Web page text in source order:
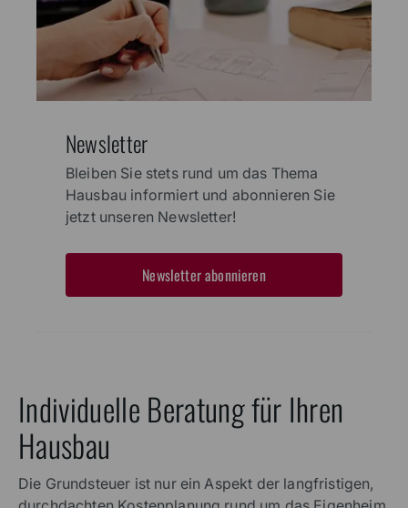
Newsletter
Bleiben Sie stets rund um das Thema
Hausbau informiert und abonnieren Sie
jetzt unseren Newsletter!
Newsletter abonnieren
Individuelle Beratung für Ihren
Hausbau
Die Grundsteuer ist nur ein Aspekt der langfristigen,